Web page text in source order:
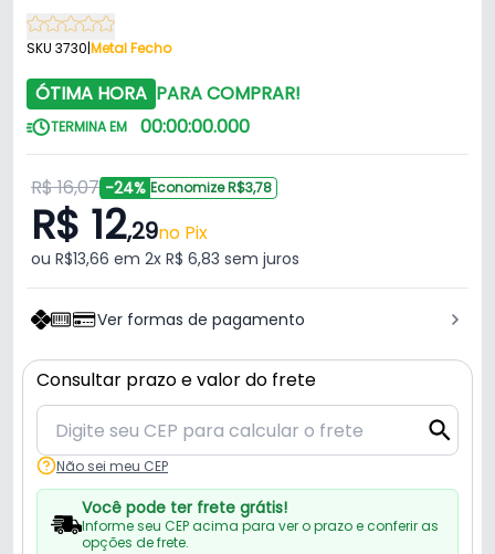
SKU 3730|Metal Fecho
ÓTIMA HORA PARA COMPRAR!
TERMINA EM 00:00:00.000
R$ 16,07 -24% Economize R$3,78
R$ 12,29no Pix
ou R$13,66 em 2x R$ 6,83 sem juros
Ver formas de pagamento
Consultar prazo e valor do frete
Não sei meu CEP
Você pode ter frete grátis!
Informe seu CEP acima para ver o prazo e conferir as
opções de frete.